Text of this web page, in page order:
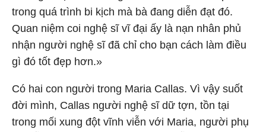
trong quá trình bi kịch mà bà đang diễn đạt đó.
Quan niệm coi nghệ sĩ vĩ đại ấy là nạn nhân phủ
nhận người nghệ sĩ đã chỉ cho bạn cách làm điều
gì đó tốt đẹp hơn.»
Có hai con người trong Maria Callas. Vì vậy suốt
đời mình, Callas người nghệ sĩ dữ tợn, tồn tại
trong mối xung đột vĩnh viễn với Maria, người phụ